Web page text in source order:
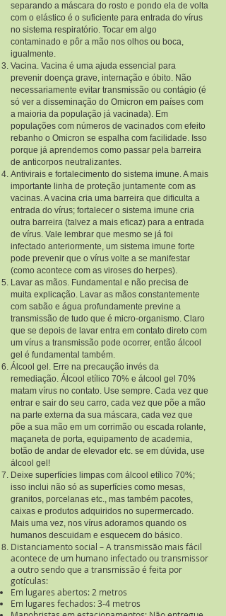
separando a máscara do rosto e pondo ela de volta
com o elástico é o suficiente para entrada do vírus
no sistema respiratório. Tocar em algo
contaminado e pôr a mão nos olhos ou boca,
igualmente.
Vacina. Vacina é uma ajuda essencial para
prevenir doença grave, internação e óbito. Não
necessariamente evitar transmissão ou contágio (é
só ver a disseminação do Omicron em países com
a maioria da população já vacinada). Em
populações com números de vacinados com efeito
rebanho o Omicron se espalha com facilidade. Isso
porque já aprendemos como passar pela barreira
de anticorpos neutralizantes.
Antivirais e fortalecimento do sistema imune. A mais
importante linha de proteção juntamente com as
vacinas. A vacina cria uma barreira que dificulta a
entrada do vírus; fortalecer o sistema imune cria
outra barreira (talvez a mais eficaz) para a entrada
de vírus. Vale lembrar que mesmo se já foi
infectado anteriormente, um sistema imune forte
pode prevenir que o vírus volte a se manifestar
(como acontece com as viroses do herpes).
Lavar as mãos. Fundamental e não precisa de
muita explicação. Lavar as mãos constantemente
com sabão e água profundamente previne a
transmissão de tudo que é micro-organismo. Claro
que se depois de lavar entra em contato direto com
um vírus a transmissão pode ocorrer, então álcool
gel é fundamental também.
Álcool gel. Erre na precaução invés da
remediação. Álcool etílico 70% e álcool gel 70%
matam vírus no contato. Use sempre. Cada vez que
entrar e sair do seu carro, cada vez que põe a mão
na parte externa da sua máscara, cada vez que
põe a sua mão em um corrimão ou escada rolante,
maçaneta de porta, equipamento de academia,
botão de andar de elevador etc. se em dúvida, use
álcool gel!
Deixe superfícies limpas com álcool etílico 70%;
isso inclui não só as superfícies como mesas,
granitos, porcelanas etc., mas também pacotes,
caixas e produtos adquiridos no supermercado.
Mais uma vez, nos vírus adoramos quando os
humanos descuidam e esquecem do básico.
Distanciamento social – A transmissão mais fácil
acontece de um humano infectado ou transmissor
a outro sendo que a transmissão é feita por
gotículas:
Em lugares abertos: 2 metros
Em lugares fechados: 3-4 metros